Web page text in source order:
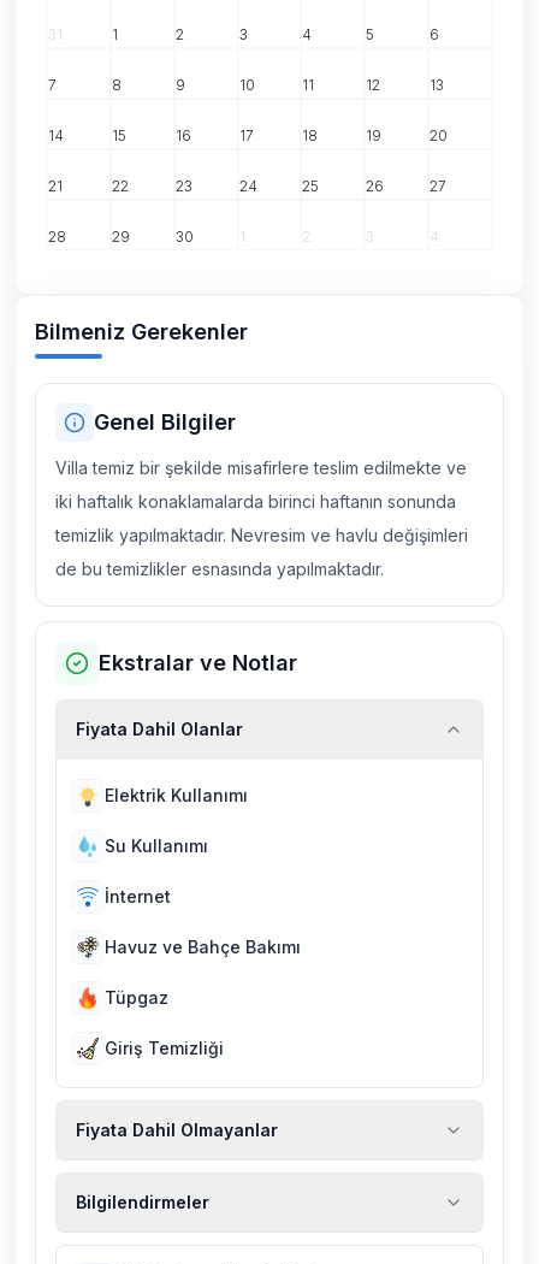
31 1 2 3 4 5 6
7 8 9 10 11 12 13
14 15 16 17 18 19 20
21 22 23 24 25 26 27
28 29 30 1 2 3 4
Bilmeniz Gerekenler
Genel Bilgiler
Villa temiz bir şekilde misafirlere teslim edilmekte ve
iki haftalık konaklamalarda birinci haftanın sonunda
temizlik yapılmaktadır. Nevresim ve havlu değişimleri
de bu temizlikler esnasında yapılmaktadır.
Ekstralar ve Notlar
Fiyata Dahil Olanlar
Elektrik Kullanımı
Su Kullanımı
İnternet
Havuz ve Bahçe Bakımı
Tüpgaz
Giriş Temizliği
Fiyata Dahil Olmayanlar
sigortaları fiyatlara dahil değildir.
Bilgilendirmeler